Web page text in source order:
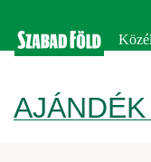
AJÁNDÉK